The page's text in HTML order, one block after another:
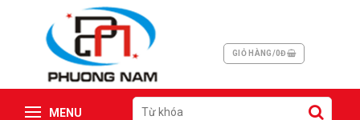
GIỎ HÀNG/0Đ
MENU